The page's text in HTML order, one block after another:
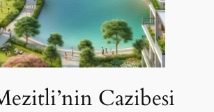
Cazibesi